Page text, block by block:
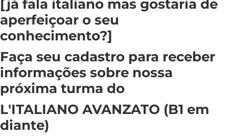
[já fala italiano mas gostaria de
aperfeiçoar o seu
conhecimento?]
Faça seu cadastro para receber
informações sobre nossa
próxima turma do
L'ITALIANO AVANZATO (B1 em
diante)